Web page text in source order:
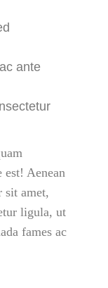
ante
est! Aenean
sit amet,
ligula, ut
fames ac